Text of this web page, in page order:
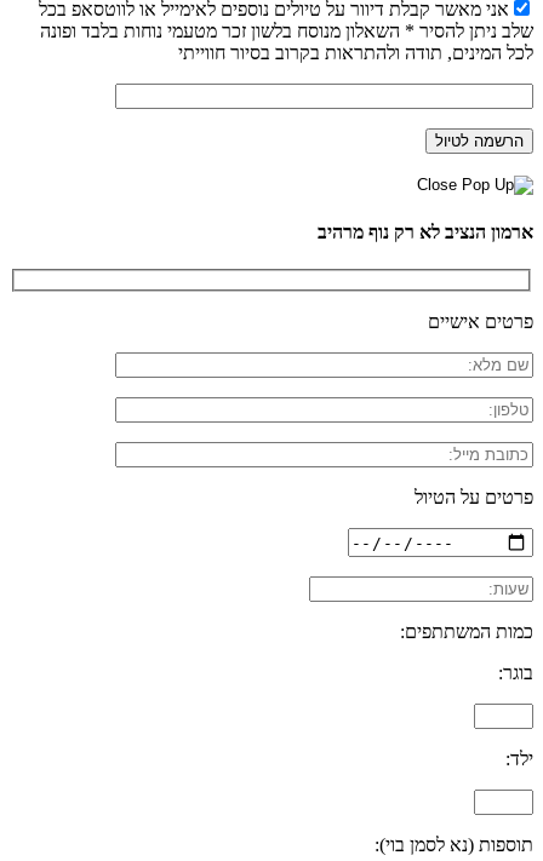
אני מאשר קבלת דיוור על טיולים נוספים לאימייל או לווטסאפ בכל
שלב ניתן להסיר * השאלון מנוסח בלשון זכר מטעמי נוחות בלבד ופונה
לכל המינים, תודה ולהתראות בקרוב בסיור חווייתי
ארמון הנציב לא רק נוף מרהיב
פרטים אישיים
פרטים על הטיול
כמות המשתתפים:
בוגר:
ילד:
תוספות (נא לסמן בוי):